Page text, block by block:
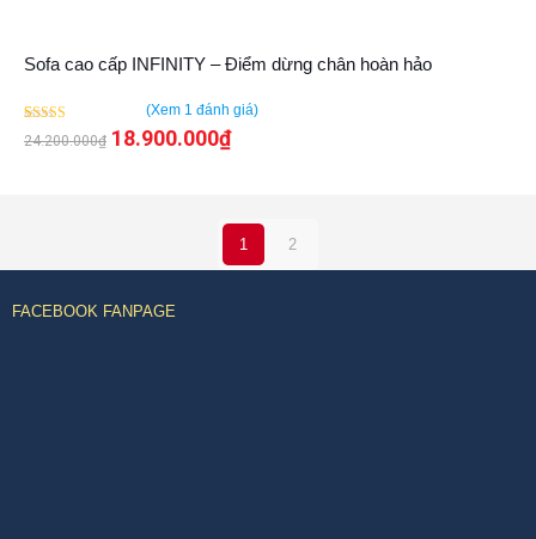
Sofa cao cấp INFINITY – Điểm dừng chân hoàn hảo
5.00
trên 5 dựa trên
1
đánh
(Xem 1 đánh giá)
24.200.000₫ 18.900.000₫
1 2
FACEBOOK FANPAGE